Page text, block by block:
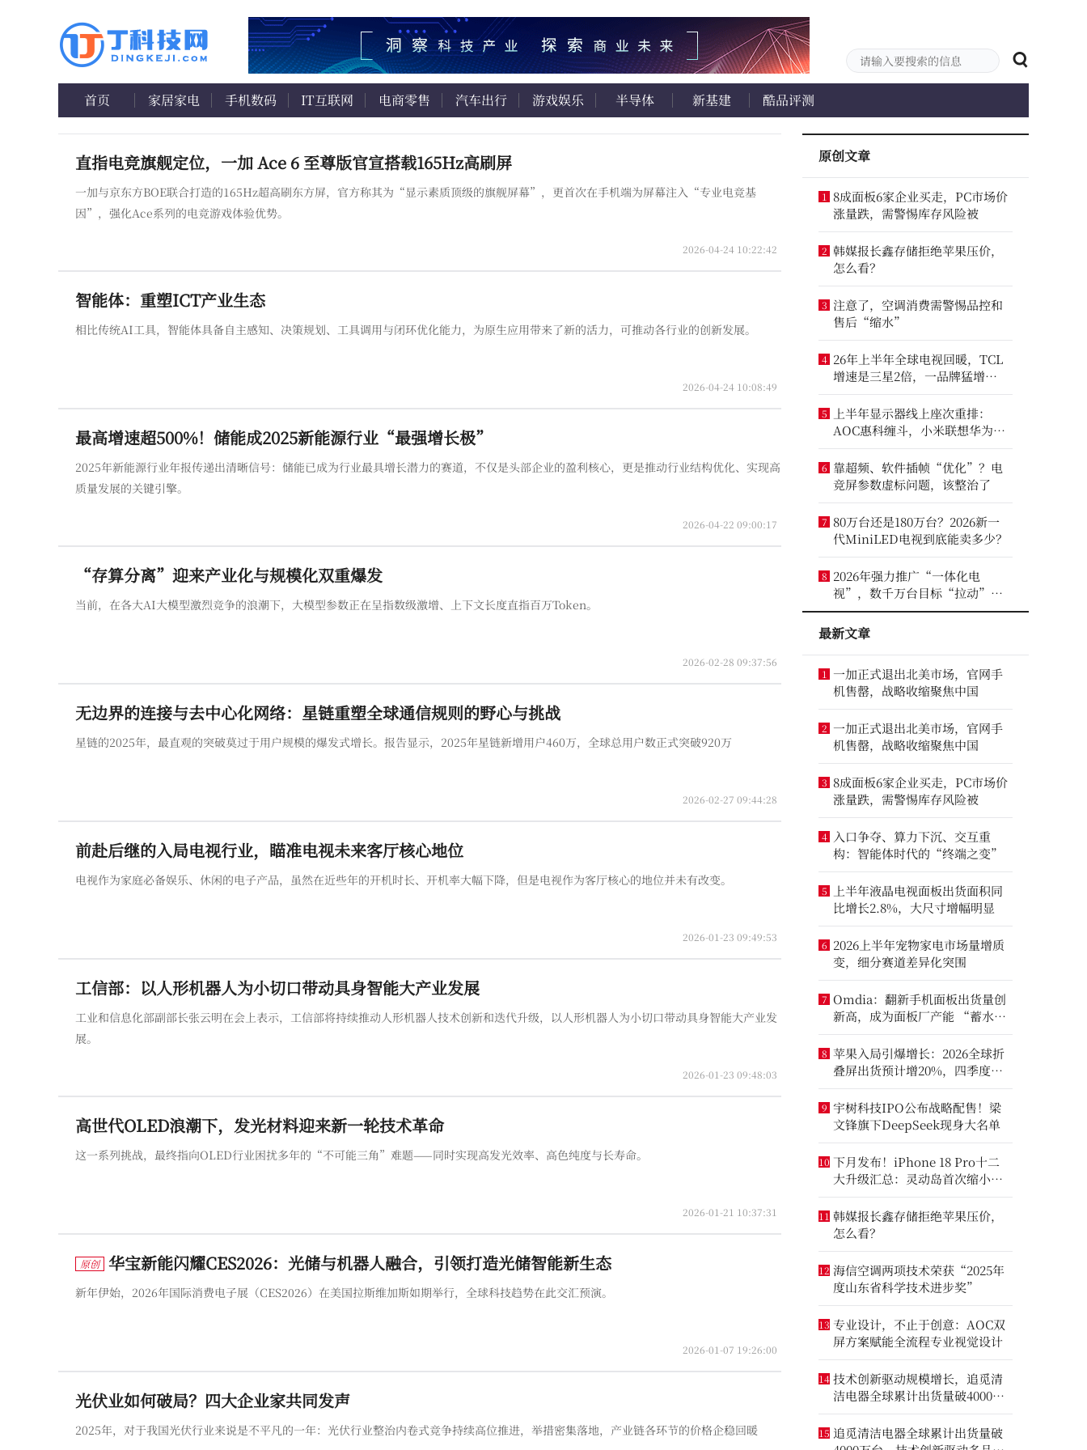
首页 家居家电 手机数码 IT互联网 电商零售 汽车出行 游戏娱乐 半导体 新基建 酷品评测
直指电竞旗舰定位，一加 Ace 6 至尊版官宣搭载165Hz高刷屏
一加与京东方BOE联合打造的165Hz超高刷东方屏，官方称其为“显示素质顶级的旗舰屏幕”，更首次在手机端为屏幕注入“专业电竞基
因”，强化Ace系列的电竞游戏体验优势。
2026-04-24 10:22:42
智能体：重塑ICT产业生态
相比传统AI工具，智能体具备自主感知、决策规划、工具调用与闭环优化能力，为原生应用带来了新的活力，可推动各行业的创新发展。
2026-04-24 10:08:49
最高增速超500%！储能成2025新能源行业“最强增长极”
2025年新能源行业年报传递出清晰信号：储能已成为行业最具增长潜力的赛道，不仅是头部企业的盈利核心，更是推动行业结构优化、实现高
质量发展的关键引擎。
2026-04-22 09:00:17
“存算分离”迎来产业化与规模化双重爆发
当前，在各大AI大模型激烈竞争的浪潮下，大模型参数正在呈指数级激增、上下文长度直指百万Token。
2026-02-28 09:37:56
无边界的连接与去中心化网络：星链重塑全球通信规则的野心与挑战
星链的2025年，最直观的突破莫过于用户规模的爆发式增长。报告显示，2025年星链新增用户460万，全球总用户数正式突破920万
2026-02-27 09:44:28
前赴后继的入局电视行业，瞄准电视未来客厅核心地位
电视作为家庭必备娱乐、休闲的电子产品，虽然在近些年的开机时长、开机率大幅下降，但是电视作为客厅核心的地位并未有改变。
2026-01-23 09:49:53
工信部：以人形机器人为小切口带动具身智能大产业发展
工业和信息化部副部长张云明在会上表示，工信部将持续推动人形机器人技术创新和迭代升级，以人形机器人为小切口带动具身智能大产业发
展。
2026-01-23 09:48:03
高世代OLED浪潮下，发光材料迎来新一轮技术革命
这一系列挑战，最终指向OLED行业困扰多年的“不可能三角”难题——同时实现高发光效率、高色纯度与长寿命。
2026-01-21 10:37:31
原创 华宝新能闪耀CES2026：光储与机器人融合，引领打造光储智能新生态
新年伊始，2026年国际消费电子展（CES2026）在美国拉斯维加斯如期举行，全球科技趋势在此交汇预演。
2026-01-07 19:26:00
光伏业如何破局？四大企业家共同发声
2025年，对于我国光伏行业来说是不平凡的一年：光伏行业整治内卷式竞争持续高位推进，举措密集落地，产业链各环节的价格企稳回暖
原创文章
1
8成面板6家企业买走，PC市场价
涨量跌，需警惕库存风险被
2 韩媒报长鑫存储拒绝苹果压价，
怎么看？
3 注意了，空调消费需警惕品控和
售后“缩水”
4 26年上半年全球电视回暖，TCL
增速是三星2倍，一品牌猛增
14.8%
5
上半年显示器线上座次重排：
AOC惠科缠斗，小米联想华为进
前八
6 靠超频、软件插帧“优化”？电
竞屏参数虚标问题，该整治了
7 80万台还是180万台？2026新一
代MiniLED电视到底能卖多少？
8 2026年强力推广“一体化电
视”，数千万台目标“拉动”彩
电业？
最新文章
1
一加正式退出北美市场，官网手
机售罄，战略收缩聚焦中国
2 一加正式退出北美市场，官网手
机售罄，战略收缩聚焦中国
3 8成面板6家企业买走，PC市场价
涨量跌，需警惕库存风险被
4
入口争夺、算力下沉、交互重
构：智能体时代的“终端之变”
5
上半年液晶电视面板出货面积同
比增长2.8%，大尺寸增幅明显
6 2026上半年宠物家电市场量增质
变，细分赛道差异化突围
7 Omdia：翻新手机面板出货量创
新高，成为面板厂产能 “蓄水
池”
8 苹果入局引爆增长：2026全球折
叠屏出货预计增20%，四季度成
全年销量关键窗口
9 宇树科技IPO公布战略配售！梁
文锋旗下DeepSeek现身大名单
10 下月发布！iPhone 18 Pro十二
大升级汇总：灵动岛首次缩小、
首次2nm芯片
11 韩媒报长鑫存储拒绝苹果压价，
怎么看？
12 海信空调两项技术荣获“2025年
度山东省科学技术进步奖”
13 专业设计，不止于创意：AOC双
屏方案赋能全流程专业视觉设计
14 技术创新驱动规模增长，追觅清
洁电器全球累计出货量破4000万
台
15 追觅清洁电器全球累计出货量破